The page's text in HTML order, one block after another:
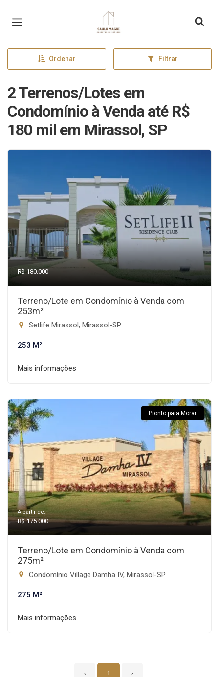
Página inicial
Ordenar Filtrar
2 Terrenos/Lotes em
Condomínio à Venda até R$
180 mil em Mirassol, SP
R$ 180.000
Terreno/Lote em Condomínio à Venda com
253m²
Setlife Mirassol, Mirassol-SP
253 M²
Mais informações
Pronto para Morar
A partir de:
R$ 175.000
Terreno/Lote em Condomínio à Venda com
275m²
Condomínio Village Damha IV, Mirassol-SP
275 M²
Mais informações
‹ 1 ›